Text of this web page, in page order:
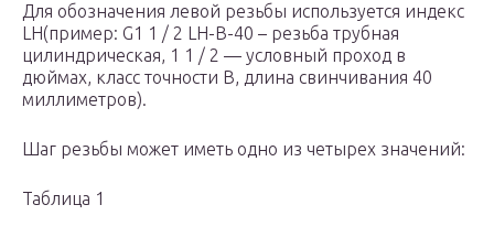
Для обозначения левой резьбы используется индекс
LH(пример: G1 1 / 2 LH-B-40 – резьба трубная
цилиндрическая, 1 1 / 2 — условный проход в
дюймах, класс точности В, длина свинчивания 40
миллиметров).
Шаг резьбы может иметь одно из четырех значений:
Таблица 1